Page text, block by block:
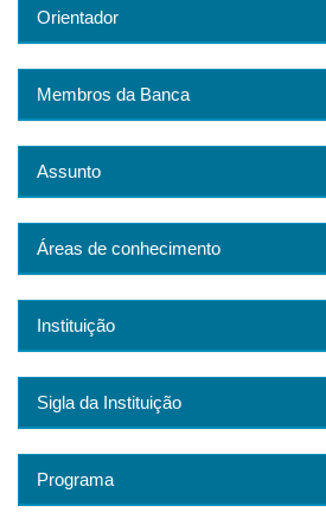
Orientador
Membros da Banca
Assunto
Áreas de conhecimento
Instituição
Sigla da Instituição
Programa